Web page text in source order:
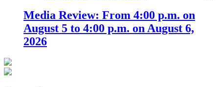
Media Review: From 4:00 p.m. on
August 5 to 4:00 p.m. on August 6,
2026